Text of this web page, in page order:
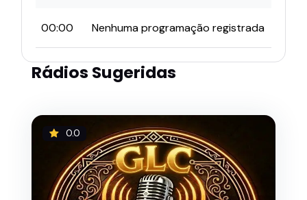
00:00 Nenhuma programação registrada
Rádios Sugeridas
0.0